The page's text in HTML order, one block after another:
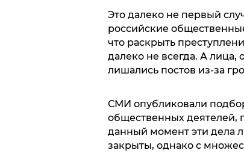
Это далеко не первый
российские
что раскрыть
далеко не всегда. А лица,
лишались постов из-за
СМИ опубликовали
общественных деятелей,
данный момент эти дела
закрыты, однако с